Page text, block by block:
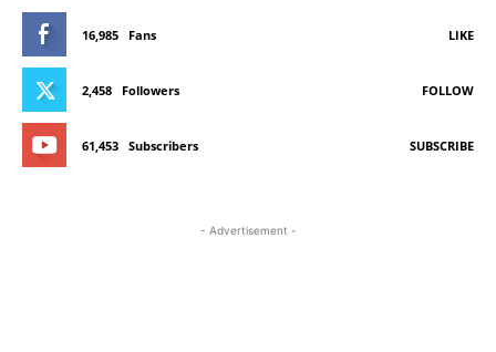
16,985 Fans LIKE
2,458 Followers FOLLOW
61,453 Subscribers SUBSCRIBE
- Advertisement -